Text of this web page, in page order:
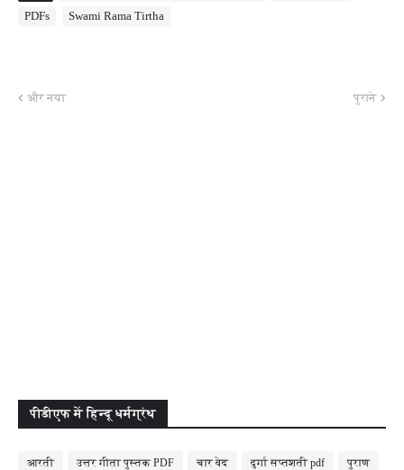
PDFs
Swami Rama Tirtha
और नया पुराने
पीडीएफ में हिन्दू धर्मग्रंथ
आरती उत्तर गीता पुस्तक PDF चार वेद दुर्गा सप्तशती pdf पुराण